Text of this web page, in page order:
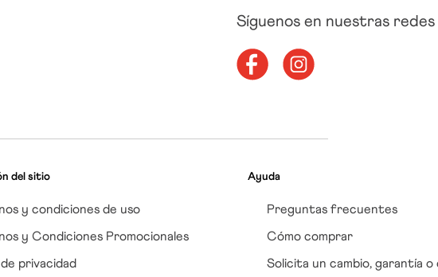
Síguenos en nuestras redes
del sitio
y condiciones de uso
y Condiciones Promocionales
privacidad
Ayuda
Preguntas frecuentes
Cómo comprar
Solicita un cambio, garantía o